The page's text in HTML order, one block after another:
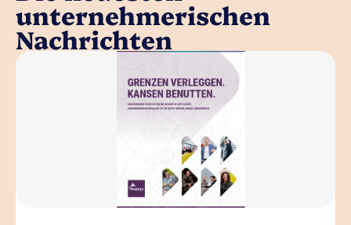
unternehmerischen
Nachrichten